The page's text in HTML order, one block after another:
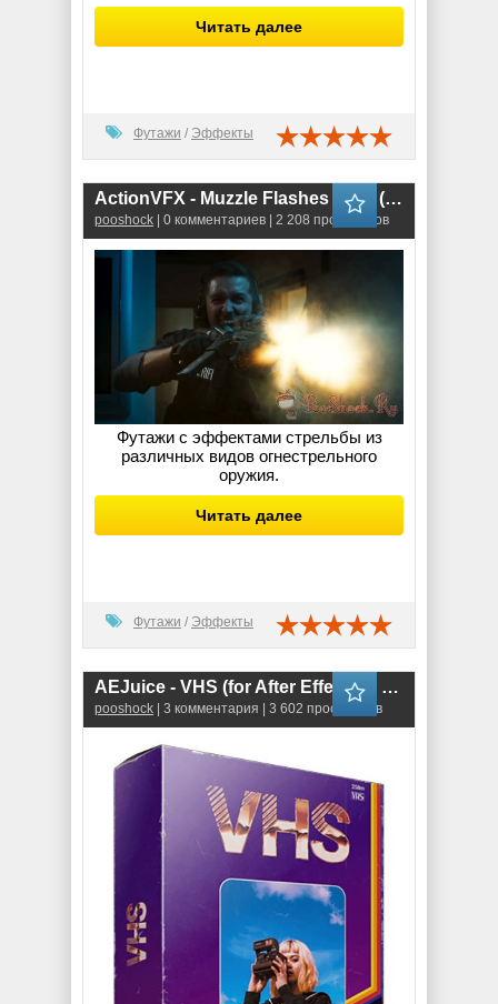
Читать далее
Футажи / Эффекты
ActionVFX - Muzzle Flashes Vol.2 (MOV,PNG,EXR)
pooshock | 0 комментариев | 2 208 просмотров
Футажи с эффектами стрельбы из
различных видов огнестрельного
оружия.
Читать далее
Футажи / Эффекты
AEJuice - VHS (for After Effects & Premiere Pro)
pooshock | 3 комментария | 3 602 просмотров